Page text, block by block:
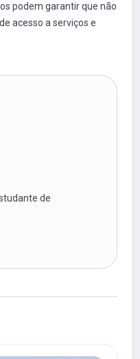
podem garantir que não
acesso a serviços e
de